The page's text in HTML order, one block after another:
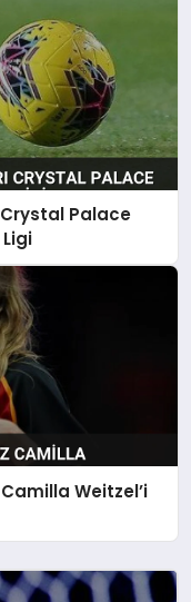
Crystal Palace
Weitzel’i